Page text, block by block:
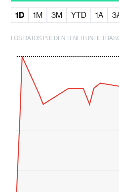
1D 1M 3M YTD 1A
LOS DATOS PUEDEN TENER UN